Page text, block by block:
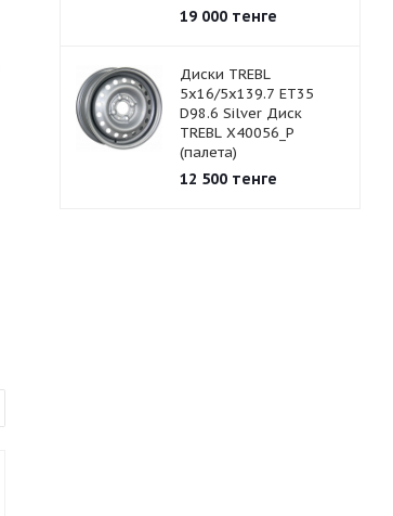
19 000тенге
Диски TREBL
5x16/5x139.7 ET35
D98.6 Silver Диск
TREBL X40056_P
(палета)
12 500тенге